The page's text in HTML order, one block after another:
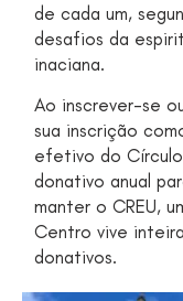
de cada um,
desafios da
inaciana.
Ao inscrever-se
sua inscrição
efetivo do
donativo anual
manter o CREU,
Centro vive
donativos.